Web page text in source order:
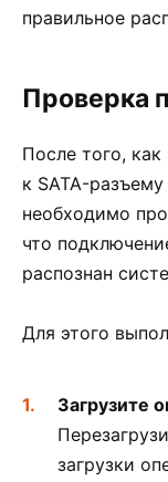
правильное
Проверка
После того,
к SATA-
необходимо
что
распознан
Для этого
Загрузите
загрузки